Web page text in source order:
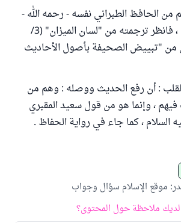
من الحافظ الطبراني نفسه - رحمه الله -
فإن له أوهامًا نادرة ، فانظر ترجمته من "لسان الميزان" (3/
. انتهى من "تبييض الصحيفة بأصول الأحاديث
: أن رفع الحديث ووصله : وهم من
فيهم ، وإنما هو من قول سعيد المقبري
السلام ، كما جاء في رواية الحفاظ .
: موقع الإسلام سؤال وجواب
ملاحظة حول المحتوى؟